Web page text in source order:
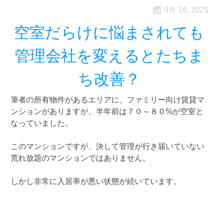
9月 16, 2025
空室だらけに悩まされても
管理会社を変えるとたちま
ち改善？
筆者の所有物件があるエリアに、ファミリー向け賃貸マ
ンションがありますが、半年前は７０～８０%が空室と
なっていました。
このマンションですが、決して管理が行き届いていない
荒れ放題のマンションではありません。
しかし非常に入居率が悪い状態が続いています。